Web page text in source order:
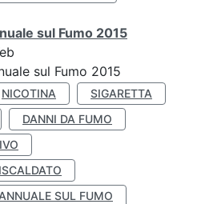
sul Fumo 2015
sul Fumo 2015
NICOTINA
SIGARETTA
DANNI DA FUMO
SUL FUMO